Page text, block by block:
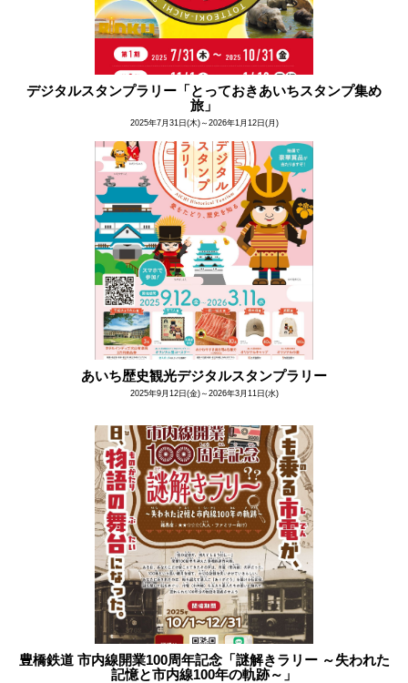
デジタルスタンプラリー「とっておきあいちスタンプ集め
旅」​
2025年7月31日(木)～2026年1月12日(月)
あいち歴史観光デジタルスタンプラリー
2025年9月12日(金)～2026年3月11日(水)
豊橋鉄道 市内線開業100周年記念「謎解きラリー ～失われた
記憶と市内線100年の軌跡～」